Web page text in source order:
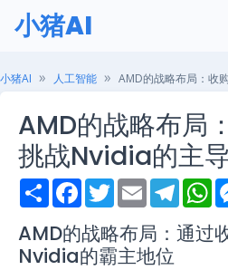
小猪AI
小猪AI 人工智能 AMD的战略布局：收
AMD的战略布局
挑战Nvidia的主
S
h
r
e
F
a
e
b
o
T
w
t
t
e
E
m
i
l
T
e
e
g
W
h
t
s
AMD的战略布局：通过
Nvidia的霸主地位